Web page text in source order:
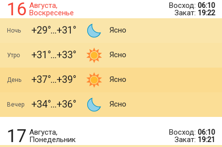
16 Августа,
Воскресенье
Восход: 06:10
Закат: 19:22
Ночь +29 +31 Ясно
Утро +31 +33 Ясно
День +37 +39 Ясно
Вечер +34 +36 Ясно
17 Августа,
Понедельник
Восход: 06:10
Закат: 19:21